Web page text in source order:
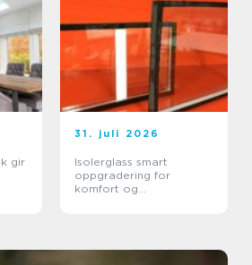
31. juli 2026
Isolerglass smart
oppgradering for
komfort og